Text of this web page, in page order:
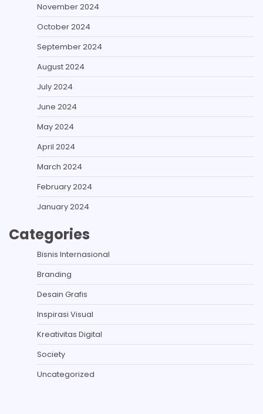
November 2024
October 2024
September 2024
August 2024
July 2024
June 2024
May 2024
April 2024
March 2024
February 2024
January 2024
Categories
Bisnis Internasional
Branding
Desain Grafis
Inspirasi Visual
Kreativitas Digital
Society
Uncategorized